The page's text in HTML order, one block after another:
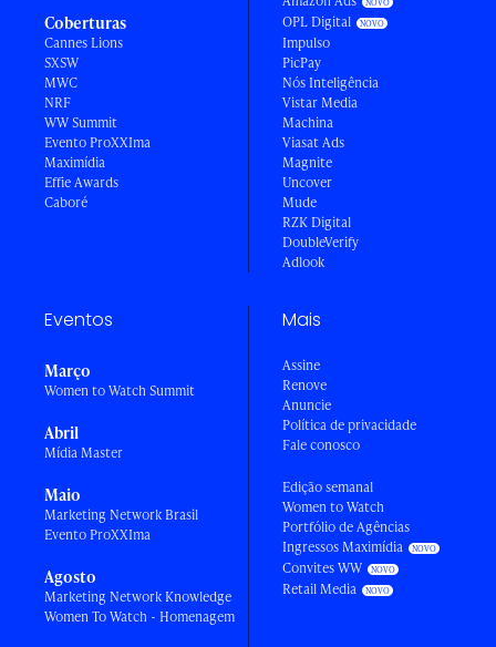
Coberturas
Cannes Lions
SXSW
MWC
NRF
WW Summit
Evento ProXXIma
Maximídia
Effie Awards
Caboré
OPL Digital
Impulso
PicPay
Nós Inteligência
Vistar Media
Machina
Viasat Ads
Magnite
Uncover
Mude
RZK Digital
DoubleVerify
Adlook
Eventos
Março
Women to Watch Summit
Abril
Mídia Master
Maio
Marketing Network Brasil
Evento ProXXIma
Agosto
Marketing Network Knowledge
Women To Watch - Homenagem
Mais
Assine
Renove
Anuncie
Política de privacidade
Fale conosco
Edição semanal
Women to Watch
Portfólio de Agências
Ingressos Maximídia
Convites WW
Retail Media